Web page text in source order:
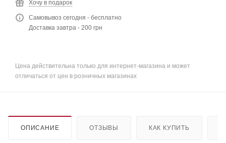
Хочу в подарок
Самовывоз сегодня - бесплатно
Доставка завтра - 200 грн
Цена действительна только для интернет-магазина и может
отличаться от цен в розничных магазинах
ОПИСАНИЕ ОТЗЫВЫ КАК КУПИТЬ